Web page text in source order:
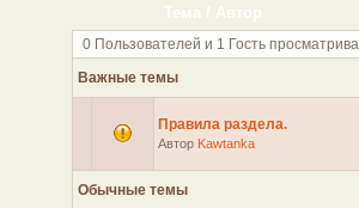
Тема/ Автор
0 Пользователей и 1 Гость
Важные темы
Правила раздела.
Автор Kawtanka
Обычные темы